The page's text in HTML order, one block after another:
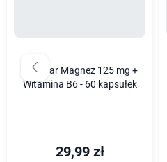
Wellbear Magnez 125 mg +
Witamina B6 - 60 kapsułek
29,99 zł